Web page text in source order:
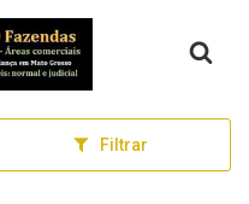
Filtrar